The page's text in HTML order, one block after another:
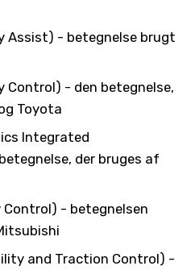
Assist) - betegnelse brugt
Control) - den betegnelse,
Toyota
Integrated
der bruges af
- betegnelsen
and Traction Control) -